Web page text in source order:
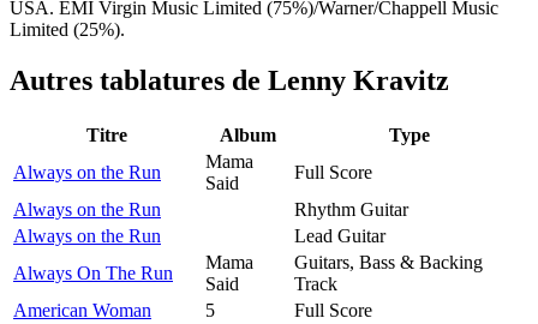
USA. EMI Virgin Music Limited (75%)/Warner/Chappell Music
Limited (25%).
Autres tablatures de Lenny Kravitz
Titre Album
Type
Always on the Run
Mama
Said
Full Score
Always on the Run
Rhythm Guitar
Always on the Run
Lead Guitar
Always On The Run
Mama
Said
Guitars, Bass & Backing
Track
American Woman
5
Full Score